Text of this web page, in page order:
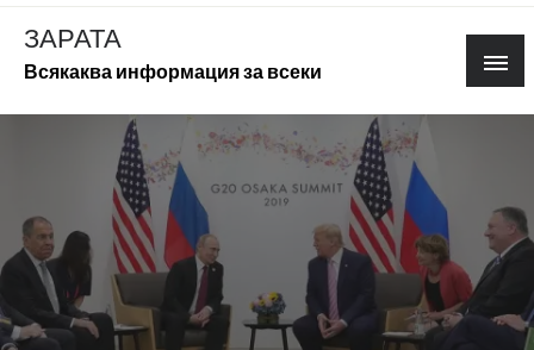
Skip
content
ЗАРАТА
Всякаква информация за всеки